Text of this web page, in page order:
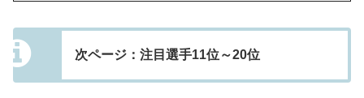
次ページ：注目選手11位～20位